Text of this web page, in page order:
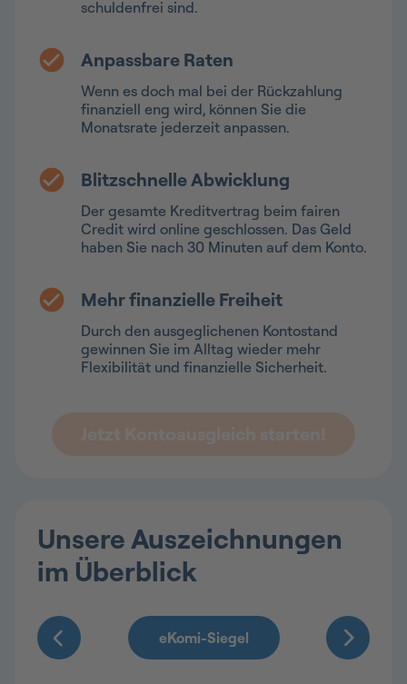
schuldenfrei sind.
Anpassbare Raten
Wenn es doch mal bei der Rückzahlung
finanziell eng wird, können Sie die
Monatsrate jederzeit anpassen.
Blitzschnelle Abwicklung
Der gesamte Kreditvertrag beim fairen
Credit wird online geschlossen. Das Geld
haben Sie nach 30 Minuten auf dem Konto.
Mehr finanzielle Freiheit
Durch den ausgeglichenen Kontostand
gewinnen Sie im Alltag wieder mehr
Flexibilität und finanzielle Sicherheit.
Unsere Auszeichnungen
im Überblick